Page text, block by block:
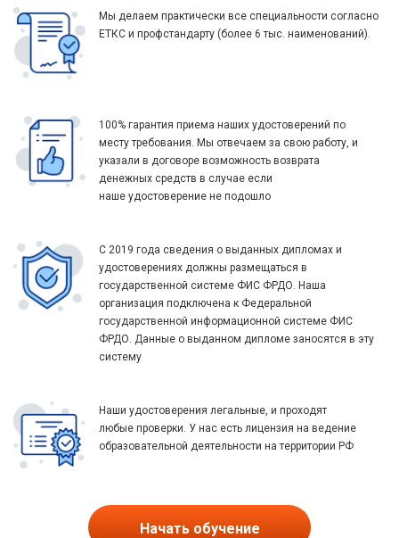
Мы делаем практически все специальности согласно
ЕТКС и профстандарту (более 6 тыс. наименований).
100% гарантия приема наших удостоверений по
месту требования. Мы отвечаем за свою работу, и
указали в договоре возможность возврата
денежных средств в случае если
наше удостоверение не подошло
С 2019 года сведения о выданных дипломах и
удостоверениях должны размещаться в
государственной системе ФИС ФРДО. Наша
организация подключена к Федеральной
государственной информационной системе ФИС
ФРДО. Данные о выданном дипломе заносятся в эту
систему
Наши удостоверения легальные, и проходят
любые проверки. У нас есть лицензия на ведение
образовательной деятельности на территории РФ
Начать обучение